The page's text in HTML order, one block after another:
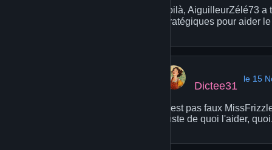
Voilà, AiguilleurZélé73
stratégiques pour aider
Dictee31
le 15
C'est pas faux
Juste de quoi l'aider,